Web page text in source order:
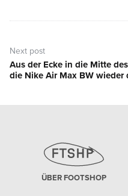
Next post
Next
post:
Aus der Ecke in die Mitte
die Nike Air Max BW wieder
ÜBER FOOTSHOP